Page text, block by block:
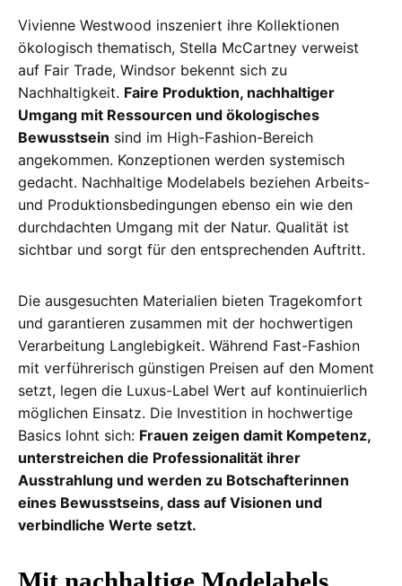
Vivienne Westwood inszeniert ihre Kollektionen
ökologisch thematisch, Stella McCartney verweist
auf Fair Trade, Windsor bekennt sich zu
Nachhaltigkeit. Faire Produktion, nachhaltiger
Umgang mit Ressourcen und ökologisches
Bewusstsein sind im High-Fashion-Bereich
angekommen. Konzeptionen werden systemisch
gedacht. Nachhaltige Modelabels beziehen Arbeits-
und Produktionsbedingungen ebenso ein wie den
durchdachten Umgang mit der Natur. Qualität ist
sichtbar und sorgt für den entsprechenden Auftritt.
Die ausgesuchten Materialien bieten Tragekomfort
und garantieren zusammen mit der hochwertigen
Verarbeitung Langlebigkeit. Während Fast-Fashion
mit verführerisch günstigen Preisen auf den Moment
setzt, legen die Luxus-Label Wert auf kontinuierlich
möglichen Einsatz. Die Investition in hochwertige
Basics lohnt sich: Frauen zeigen damit Kompetenz,
unterstreichen die Professionalität ihrer
Ausstrahlung und werden zu Botschafterinnen
eines Bewusstseins, dass auf Visionen und
verbindliche Werte setzt.